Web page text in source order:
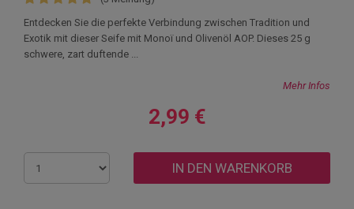
Entdecken Sie die perfekte Verbindung zwischen Tradition und
Exotik mit dieser Seife mit Monoï und Olivenöl AOP. Dieses 25 g
schwere, zart duftende ...
Mehr Infos
2,99 €
IN DEN WARENKORB